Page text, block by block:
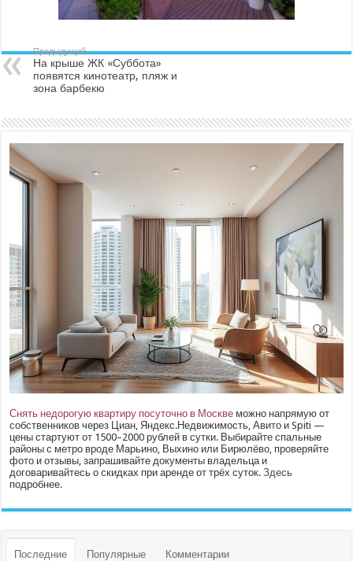
Предыдущий
На крыше ЖК «Суббота»
появятся кинотеатр, пляж и
зона барбекю
Снять недорогую квартиру посуточно в Москве можно напрямую от
собственников через Циан, Яндекс.Недвижимость, Авито и Spiti —
цены стартуют от 1500–2000 рублей в сутки. Выбирайте спальные
районы с метро вроде Марьино, Выхино или Бирюлёво, проверяйте
фото и отзывы, запрашивайте документы владельца и
договаривайтесь о скидках при аренде от трёх суток.Здесь
подробнее.
Последние Популярные Комментарии